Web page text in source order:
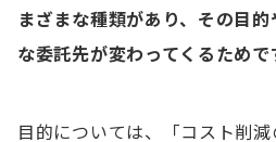
まざまな種類があり、その目
な委託先が変わってくるためで
目的については、「コスト削